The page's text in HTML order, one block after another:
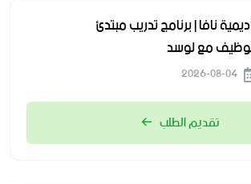
نافا | برنامج تدريب مبتدئ
مع لوسد
تقديم الطلب